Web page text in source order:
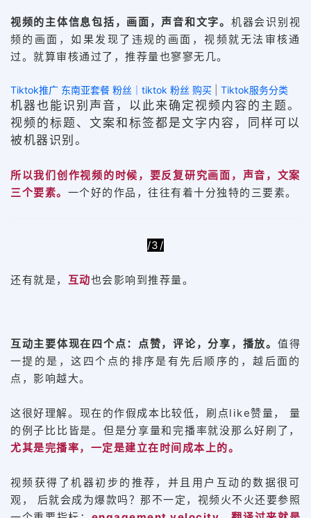
视频的主体信息包括，画面，声音和文字。 机器会识别视
频的画面，如果发现了违规的画面，视频就无法审核通
过。就算审核通过了，推荐量也寥寥无几。
Tiktok推广 东南亚套餐 粉丝｜tiktok 粉丝 购买 Tiktok服务分类
机器也能识别声音，以此来确定视频内容的主题。
视频的标题、文案和标签都是文字内容，同样可以
被机器识别。
所以我们创作视频的时候，要反复研究画面，声音，文案
三个要素。 一个好的作品，往往有着十分独特的三要素。
/3/
还有就是， 互动也会影响到推荐量。
互动主要体现在四个点：点赞，评论，分享，播放。 值得
一提的是，这四个点的排序是有先后顺序的，越后面的
点，影响越大。
这很好理解。现在的作假成本比较低，刷点like赞量， 量
的例子比比皆是。但是分享量和完播率就没那么好刷了，
尤其是完播率，一定是建立在时间成本上的。
视频获得了机器初步的推荐，并且用户互动的数据很可
观， 后就会成为爆款吗？那不一定，视频火不火还要参照